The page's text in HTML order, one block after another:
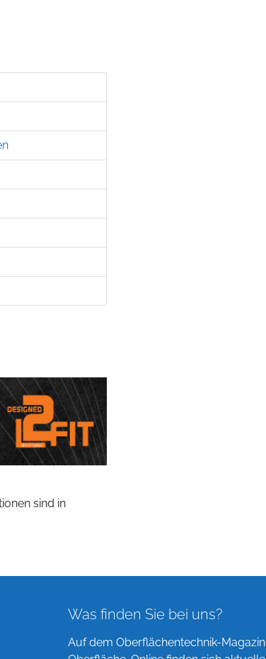
sind in
Was finden Sie bei uns?
Auf dem Oberflächentechnik-Magazin